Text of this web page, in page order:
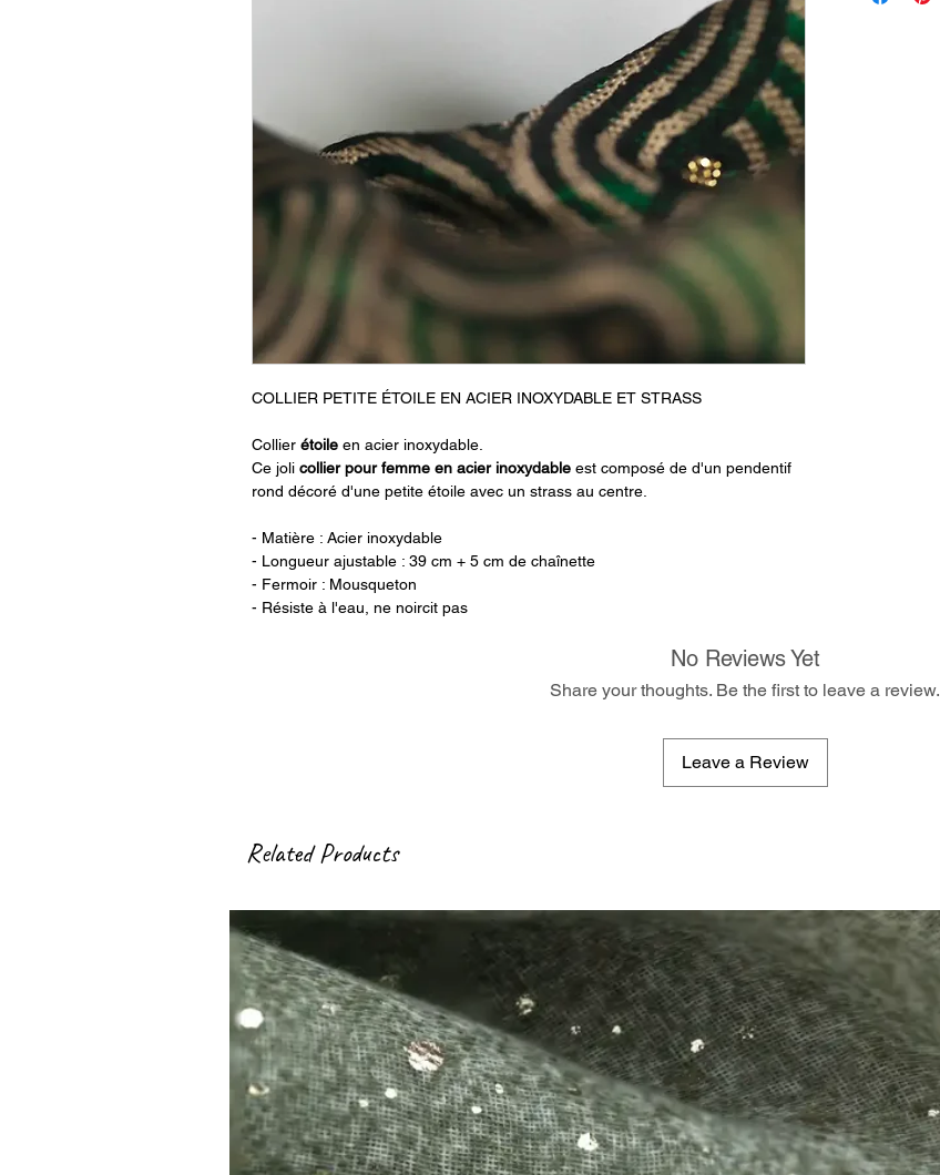
COLLIER PETITE ÉTOILE EN ACIER INOXYDABLE ET STRASS
Collier étoile en acier inoxydable.
Ce joli collier pour femme en acier inoxydable est composé de d'un pendentif
rond décoré d'une petite étoile avec un strass au centre.
- Matière : Acier inoxydable
- Longueur ajustable : 39 cm + 5 cm de chaînette
- Fermoir : Mousqueton
- Résiste à l'eau, ne noircit pas
No Reviews Yet
Share your thoughts. Be the first to leave a review.
Leave a Review
Related Products